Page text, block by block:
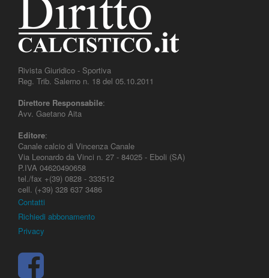
Rivista Giuridico - Sportiva
Reg. Trib. Salerno n. 18 del 05.10.2011
Direttore Responsabile:
Avv. Gaetano Aita
Editore:
Canale calcio di Vincenza Canale
Via Leonardo da Vinci n. 27 - 84025 - Eboli (SA)
P.IVA 04620490658
tel./fax +(39) 0828 - 333512
cell. (+39) 328 637 3486
Contatti
Richiedi abbonamento
Privacy